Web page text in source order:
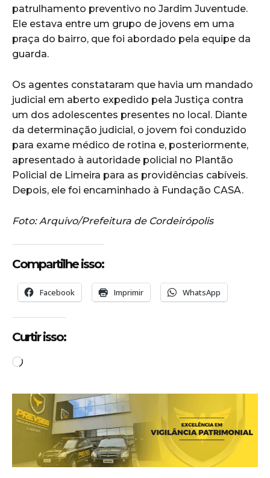
patrulhamento preventivo no Jardim Juventude.
Ele estava entre um grupo de jovens em uma
praça do bairro, que foi abordado pela equipe da
guarda.
Os agentes constataram que havia um mandado
judicial em aberto expedido pela Justiça contra
um dos adolescentes presentes no local. Diante
da determinação judicial, o jovem foi conduzido
para exame médico de rotina e, posteriormente,
apresentado à autoridade policial no Plantão
Policial de Limeira para as providências cabíveis.
Depois, ele foi encaminhado à Fundação CASA.
Foto: Arquivo/Prefeitura de Cordeirópolis
Compartilhe isso:
Facebook Imprimir WhatsApp
Curtir isso:
C
r
r
e
n